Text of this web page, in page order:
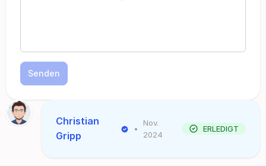
Senden
Christian
Gripp
•
Nov.
2024
ERLEDIGT